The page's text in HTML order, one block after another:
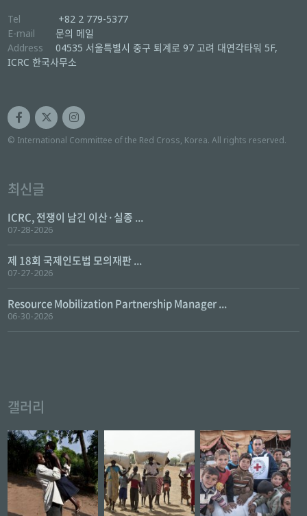
Tel
+82 2 779-5377
E-mail
문의 메일
Address
04535 서울특별시 중구 퇴계로 97 고려 대연각타워 5F,
ICRC 한국사무소
© International Committee of the Red Cross, Korea. All rights reserved.
최신글
ICRC, 전쟁이 남긴 이산·실종 ...
07-28-2026
제 18회 국제인도법 모의재판 ...
07-27-2026
Resource Mobilization Partnership Manager ...
06-30-2026
갤러리